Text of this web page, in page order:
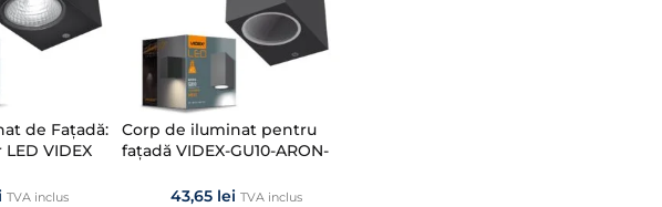
de Fațadă:
VIDEX
TVA inclus
Corp de iluminat pentru
fațadă VIDEX-GU10-ARON-
43,65 lei TVA inclus